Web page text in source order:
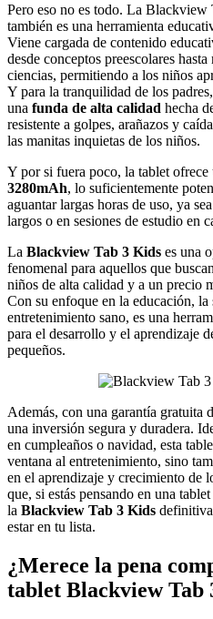
Pero eso no es todo. La Blackview
también es una herramienta
Viene cargada de contenido
desde conceptos preescolares
ciencias, permitiendo a los niños
Y para la tranquilidad de los
una funda de alta calidad hecha
resistente a golpes, arañazos y
las manitas inquietas de los niños.
Y por si fuera poco, la tablet ofrece
3280mAh, lo suficientemente
aguantar largas horas de uso, ya
largos o en sesiones de estudio en
La Blackview Tab 3 Kids es una
fenomenal para aquellos que
niños de alta calidad y a un precio
Con su enfoque en la educación, la
entretenimiento sano, es una
para el desarrollo y el aprendizaje
pequeños.
Además, con una garantía gratuita
una inversión segura y duradera.
en cumpleaños o navidad, esta
ventana al entretenimiento, sino
en el aprendizaje y crecimiento de
que, si estás pensando en una
la Blackview Tab 3 Kids
estar en tu lista.
¿Merece la pena
tablet Blackview Tab